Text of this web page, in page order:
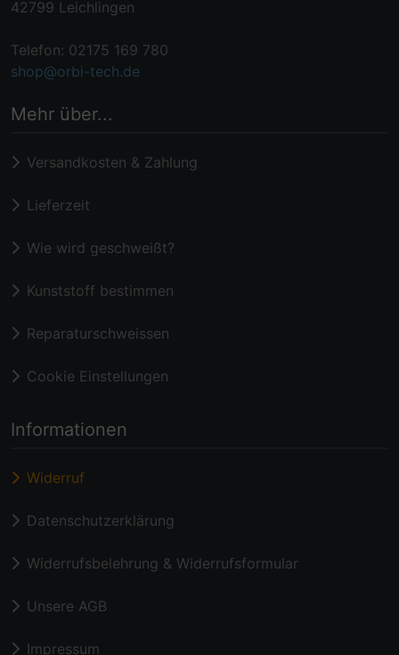
42799 Leichlingen
Telefon: 02175 169 780
shop@orbi-tech.de
Mehr über...
Versandkosten & Zahlung
Lieferzeit
Wie wird geschweißt?
Kunststoff bestimmen
Reparaturschweissen
Cookie Einstellungen
Informationen
Widerruf
Datenschutzerklärung
Widerrufsbelehrung & Widerrufsformular
Unsere AGB
Impressum